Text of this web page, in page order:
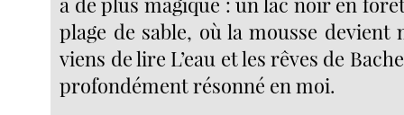
plage de sable, où la mousse devient
viens de lire L’eau et les rêves de
profondément résonné en moi.